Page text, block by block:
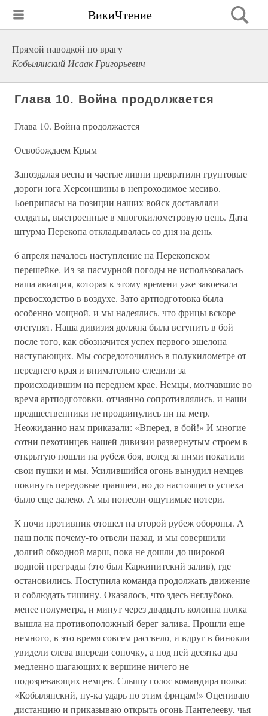
ВикиЧтение
Прямой наводкой по врагу
Кобылянский Исаак Григорьевич
Глава 10. Война продолжается
Глава 10. Война продолжается
Освобождаем Крым
Запоздалая весна и частые ливни превратили грунтовые
дороги юга Херсонщины в непроходимое месиво.
Боеприпасы на позиции наших войск доставляли
солдаты, выстроенные в многокилометровую цепь. Дата
штурма Перекопа откладывалась со дня на день.
6 апреля началось наступление на Перекопском
перешейке. Из-за пасмурной погоды не использовалась
наша авиация, которая к этому времени уже завоевала
превосходство в воздухе. Зато артподготовка была
особенно мощной, и мы надеялись, что фрицы вскоре
отступят. Наша дивизия должна была вступить в бой
после того, как обозначится успех первого эшелона
наступающих. Мы сосредоточились в полукилометре от
переднего края и внимательно следили за
происходившим на переднем крае. Немцы, молчавшие во
время артподготовки, отчаянно сопротивлялись, и наши
предшественники не продвинулись ни на метр.
Неожиданно нам приказали: «Вперед, в бой!» И многие
сотни пехотинцев нашей дивизии развернутым строем в
открытую пошли на рубеж боя, вслед за ними покатили
свои пушки и мы. Усилившийся огонь вынудил немцев
покинуть передовые траншеи, но до настоящего успеха
было еще далеко. А мы понесли ощутимые потери.
К ночи противник отошел на второй рубеж обороны. А
наш полк почему-то отвели назад, и мы совершили
долгий обходной марш, пока не дошли до широкой
водной преграды (это был Каркинитский залив), где
остановились. Поступила команда продолжать движение
и соблюдать тишину. Оказалось, что здесь неглубоко,
менее полуметра, и минут через двадцать колонна полка
вышла на противоположный берег залива. Прошли еще
немного, в это время совсем рассвело, и вдруг в бинокли
увидели слева впереди сопочку, а под ней десятка два
медленно шагающих к вершине ничего не
подозревающих немцев. Слышу голос командира полка:
«Кобылянский, ну-ка ударь по этим фрицам!» Оцениваю
дистанцию и приказываю открыть огонь Пантелееву, чья